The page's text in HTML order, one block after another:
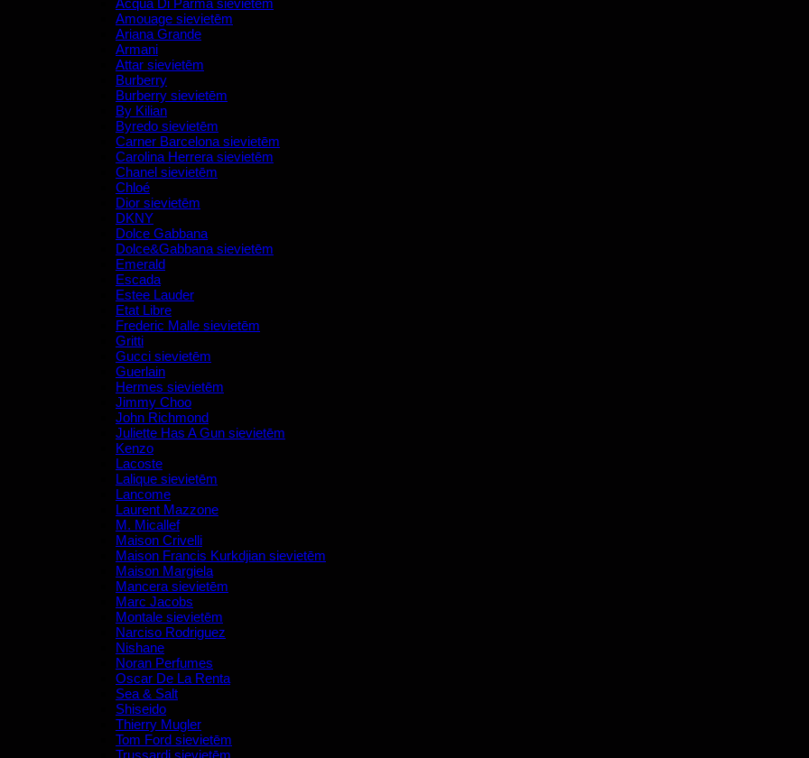
Acqua Di Parma sievietēm
Amouage sievietēm
Ariana Grande
Armani
Attar sievietēm
Burberry
Burberry sievietēm
By Kilian
Byredo sievietēm
Carner Barcelona sievietēm
Carolina Herrera sievietēm
Chanel sievietēm
Chloé
Dior sievietēm
DKNY
Dolce Gabbana
Dolce&Gabbana sievietēm
Emerald
Escada
Estee Lauder
Etat Libre
Frederic Malle sievietēm
Gritti
Gucci sievietēm
Guerlain
Hermes sievietēm
Jimmy Choo
John Richmond
Juliette Has A Gun sievietēm
Kenzo
Lacoste
Lalique sievietēm
Lancome
Laurent Mazzone
M. Micallef
Maison Crivelli
Maison Francis Kurkdjian sievietēm
Maison Margiela
Mancera sievietēm
Marc Jacobs
Montale sievietēm
Narciso Rodriguez
Nishane
Noran Perfumes
Oscar De La Renta
Sea & Salt
Shiseido
Thierry Mugler
Tom Ford sievietēm
Trussardi sievietēm